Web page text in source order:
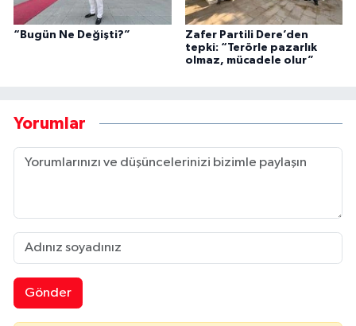
“Bugün Ne Değişti?”
Zafer Partili Dere’den
tepki: “Terörle pazarlık
olmaz, mücadele olur”
Yorumlar
Gönder